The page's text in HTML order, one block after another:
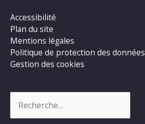
Accessibilité
Plan du site
Mentions légales
Politique de protection des données
Gestion des cookies